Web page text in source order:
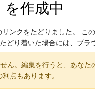
を作成中
リンクをたどりました。 こ
どり着いた場合には、ブラ
ん。編集を行うと、あなた
点もあります。